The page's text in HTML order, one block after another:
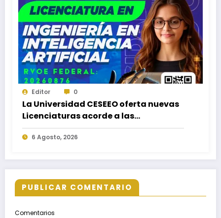
Editor 0
La Universidad CESEEO oferta nuevas
Licenciaturas acorde a las
necesidades educativas de los
egresados de escuelas del nivel medio
6 Agosto, 2026
PUBLICAR COMENTARIO
Comentarios